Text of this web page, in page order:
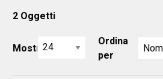
2 Oggetti
Mostra
Ordina
per